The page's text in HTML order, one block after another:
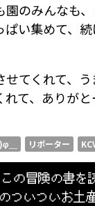
園のみんなも
ぱい集めて、
せてくれて、
れて、ありが
＿ リポーター
の冒険の書を
ついついお土